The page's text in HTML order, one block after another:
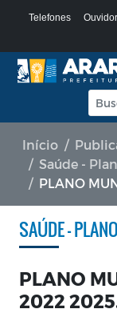
Telefones
Início
Saúde -
PLANO MUNICIPAL DE
SAÚDE -
PLANO
2022